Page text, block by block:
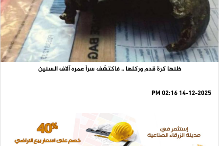
ظنها كرة قدم وركلها .. فاكتشف سراً عمره آلاف السنين
14-12-2025 02:16 PM